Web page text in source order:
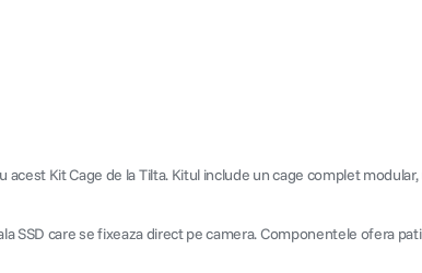
Kit Cage de la Tilta. Kitul include un cage complet
care se fixeaza direct pe camera. Componentele ofera